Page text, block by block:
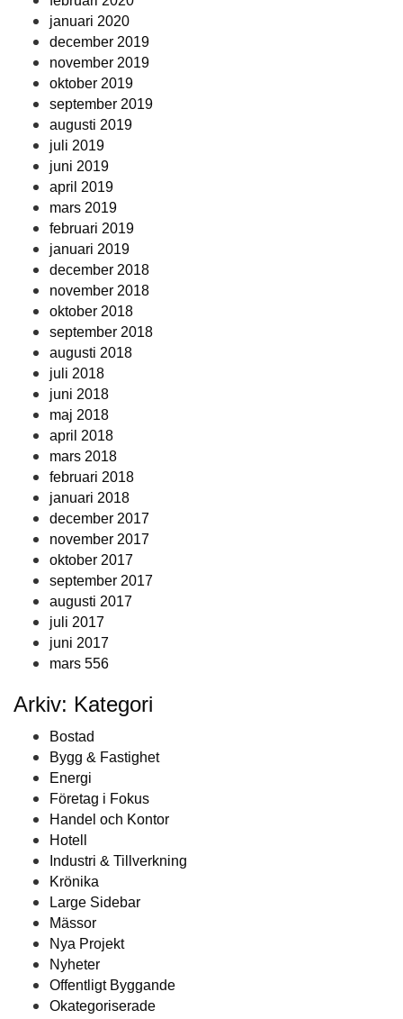
januari 2020
december 2019
november 2019
oktober 2019
september 2019
augusti 2019
juli 2019
juni 2019
april 2019
mars 2019
februari 2019
januari 2019
december 2018
november 2018
oktober 2018
september 2018
augusti 2018
juli 2018
juni 2018
maj 2018
april 2018
mars 2018
februari 2018
januari 2018
december 2017
november 2017
oktober 2017
september 2017
augusti 2017
juli 2017
juni 2017
mars 556
Arkiv: Kategori
Bostad
Bygg & Fastighet
Energi
Företag i Fokus
Handel och Kontor
Hotell
Industri & Tillverkning
Krönika
Large Sidebar
Mässor
Nya Projekt
Nyheter
Offentligt Byggande
Okategoriserade